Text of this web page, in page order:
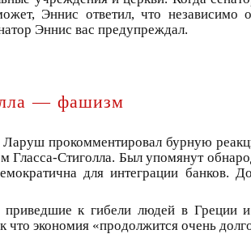
Эннис ответил, что независимо
Эннис вас предупреждал.
— фашизм
прокомментировал бурную
Гласса-Стиголла. Был упомянут
для интеграции банков.
к гибели людей в Греции и
что экономия «продолжится очень